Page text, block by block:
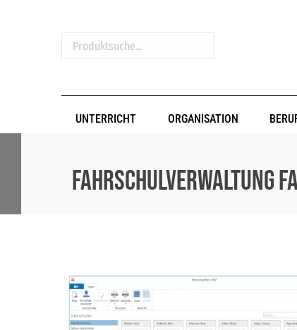
Produktsuche...
UNTERRICHT ORGANISATION
Fahrschulverwaltung